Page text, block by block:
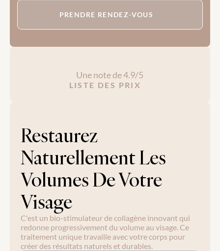
PRENDRE RENDEZ-VOUS
Une note de 4.9/5
LISTE DES PRIX
Restaurez
Naturellement Les
Volumes De Votre
Visage
C'est un bio-stimulateur de collagène innovant qui
redonne progressivement du volume au visage. Ce
traitement unique travaille avec votre corps pour
créer des résultats naturels et durables.